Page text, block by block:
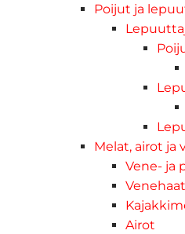
Poijut ja
Melat, airot ja
Vene- ja
Airot